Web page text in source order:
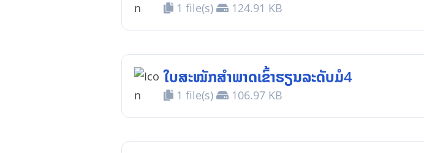
1 file(s) 124.91 KB
ໃບສະໝັກສຳພາດເຂົ້າຮຽນລະດັບມໍ4
1 file(s) 106.97 KB